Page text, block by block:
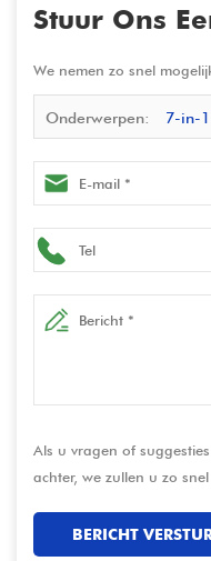
Stuur Ons
We nemen zo snel
Onderwerpen: 7-in-1
4K HDMI, SD/TF, USB
Direct
Als u vragen of
achter, we zullen u zo
BERICHT